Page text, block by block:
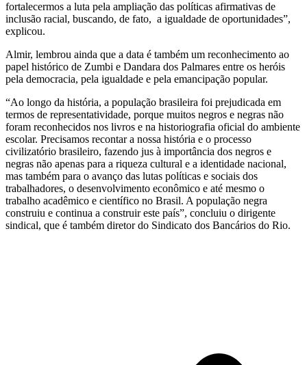
fortalecermos a luta pela ampliação das políticas afirmativas de
inclusão racial, buscando, de fato, a igualdade de oportunidades”,
explicou.
Almir, lembrou ainda que a data é também um reconhecimento ao
papel histórico de Zumbi e Dandara dos Palmares entre os heróis
pela democracia, pela igualdade e pela emancipação popular.
“Ao longo da história, a população brasileira foi prejudicada em
termos de representatividade, porque muitos negros e negras não
foram reconhecidos nos livros e na historiografia oficial do ambiente
escolar. Precisamos recontar a nossa história e o processo
civilizatório brasileiro, fazendo jus à importância dos negros e
negras não apenas para a riqueza cultural e a identidade nacional,
mas também para o avanço das lutas políticas e sociais dos
trabalhadores, o desenvolvimento econômico e até mesmo o
trabalho acadêmico e científico no Brasil. A população negra
construiu e continua a construir este país”, concluiu o dirigente
sindical, que é também diretor do Sindicato dos Bancários do Rio.